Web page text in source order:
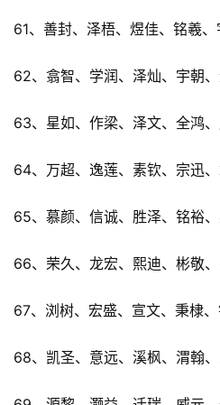
61、善封、泽梧、煜佳、铭羲
62、翕智、学润、泽灿、宇朝
63、星如、作梁、泽文、全鸿
64、万超、逸莲、素钦、宗迅
65、慕颜、信诚、胜泽、铭裕
66、荣久、龙宏、熙迪、彬敬
67、浏树、宏盛、宣文、秉棣
68、凯圣、意远、溪枫、渭翰